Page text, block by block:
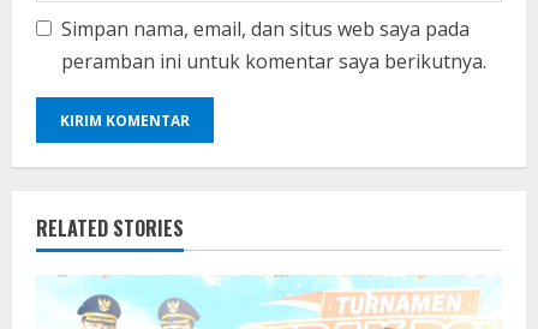
Simpan nama, email, dan situs web saya pada
peramban ini untuk komentar saya berikutnya.
RELATED STORIES